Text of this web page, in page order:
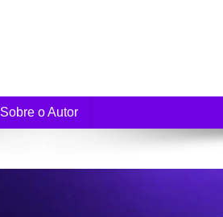
Sobre o Autor